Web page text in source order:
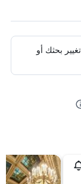
بحثك أو